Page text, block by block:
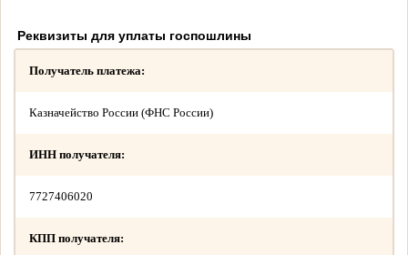
Реквизиты для уплаты госпошлины
Получатель платежа:
Казначейство России (ФНС России)
ИНН получателя:
7727406020
КПП получателя: